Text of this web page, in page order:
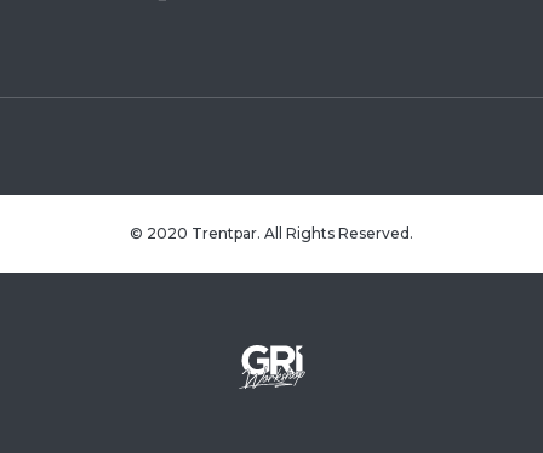
© 2020 Trentpar. All Rights Reserved.